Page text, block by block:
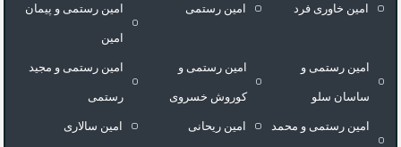
امین خاوری فرد امین رستمی امین رستمی و پیمان
امین
امین رستمی و
ساسان سلو
امین رستمی و
کوروش خسروی
امین رستمی و مجید
رستمی
امین رستمی و محمد امین ریحانی امین سالاری